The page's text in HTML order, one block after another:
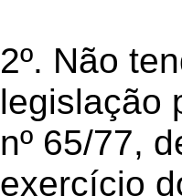
2º. Não
legislação
nº 65/77,
exercício